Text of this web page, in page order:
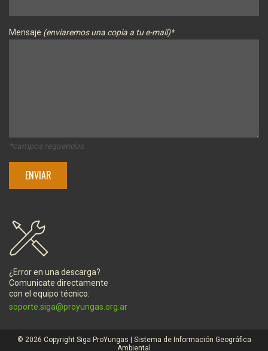
Mensaje (enviaremos una copia a tu e-mail)*
*campos requeridos
¿Error en una descarga?
Comunicate directamente
con el equipo técnico:
soporte.siga@proyungas.org.ar
© 2026 Copyright Siga ProYungas | Sistema de Información Geográfica
Ambiental